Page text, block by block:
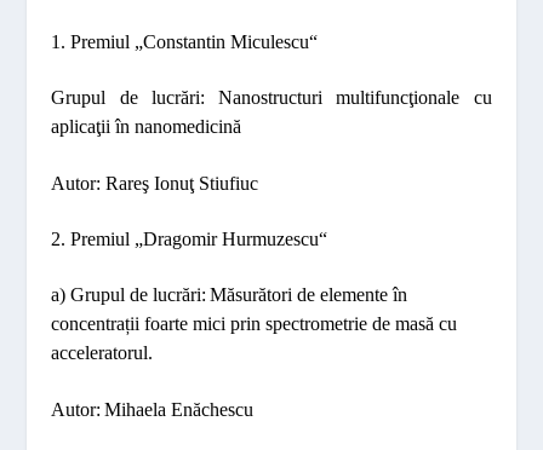
1. Premiul „Constantin Miculescu“
Grupul de lucrări:Nanostructuri multifuncţionale cu
aplicaţii în nanomedicină
Autor: Rareş Ionuţ Stiufiuc
2. Premiul „Dragomir Hurmuzescu“
a) Grupul delucrări: Măsurători de elemente în
concentrații foarte mici prin spectrometrie de masă cu
acceleratorul.
Autor: Mihaela Enăchescu